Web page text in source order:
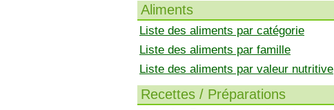
Aliments
Liste des aliments par catégorie
Liste des aliments par famille
Liste des aliments par valeur nutritive
Recettes / Préparations